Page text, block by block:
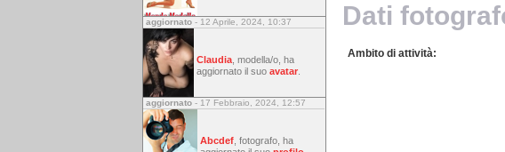
Dati
Ambito di attività:
aggiornato - 12 Aprile, 2024, 10:37
Claudia , modella/o, ha
aggiornato il suo avatar
aggiornato - 17 Febbraio, 2024, 12:57
Abcdef , fotografo, ha